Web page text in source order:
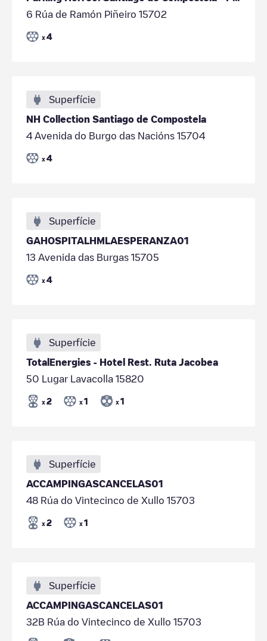
6 Rúa de Ramón Piñeiro 15702
x 4
Superfície
NH Collection Santiago de Compostela
4 Avenida do Burgo das Nacións 15704
x 4
Superfície
GAHOSPITALHMLAESPERANZA01
13 Avenida das Burgas 15705
x 4
Superfície
TotalEnergies - Hotel Rest. Ruta Jacobea
50 Lugar Lavacolla 15820
x 2 x 1 x 1
Superfície
ACCAMPINGASCANCELAS01
48 Rúa do Vintecinco de Xullo 15703
x 2 x 1
Superfície
ACCAMPINGASCANCELAS01
32B Rúa do Vintecinco de Xullo 15703